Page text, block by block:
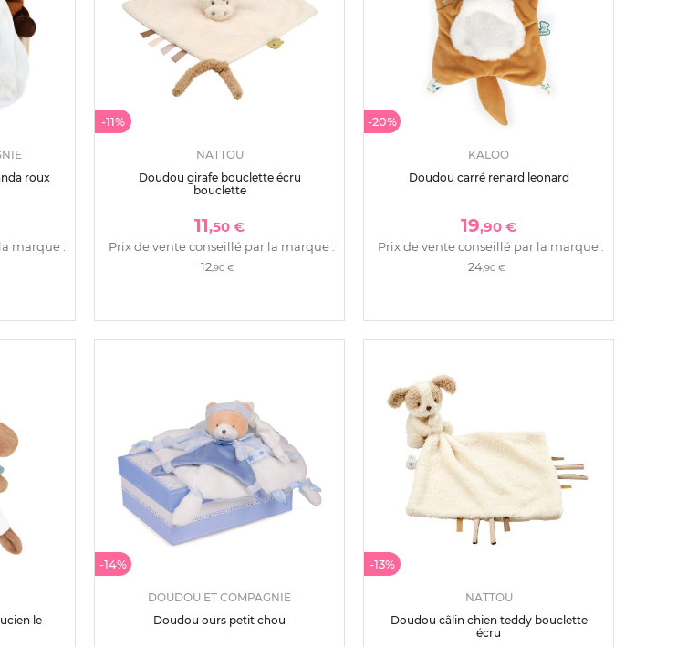
roux
marque :
-11%
NATTOU
Doudou girafe bouclette écru
bouclette
11,50 €
Prix de vente conseillé par la marque :
12,90 €
-20%
KALOO
Doudou carré renard leonard
19,90 €
Prix de vente conseillé par la marque :
24,90 €
le
-14%
DOUDOU ET COMPAGNIE
Doudou ours petit chou
-13%
NATTOU
Doudou câlin chien teddy bouclette
écru